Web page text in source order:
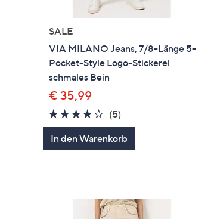
SALE
VIA MILANO Jeans, 7/8-Länge 5-
Pocket-Style Logo-Stickerei
schmales Bein
€ 35,99
4.2
von
5
(5)5
Bewertungen
In den Warenkorb